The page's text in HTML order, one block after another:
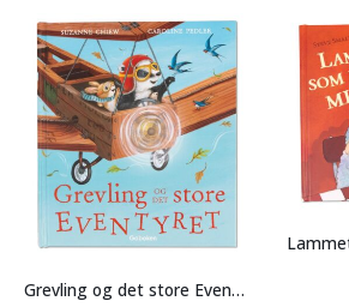
Grevling og det store Eventyret